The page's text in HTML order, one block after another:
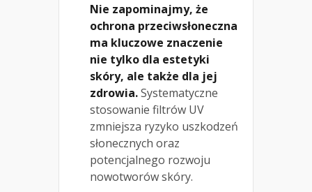
Nie zapominajmy, że
ochrona przeciwsłoneczna
ma kluczowe znaczenie
nie tylko dla estetyki
skóry, ale także dla jej
zdrowia.Systematyczne
stosowanie filtrów UV
zmniejsza ryzyko uszkodzeń
słonecznych oraz
potencjalnego rozwoju
nowotworów skóry.